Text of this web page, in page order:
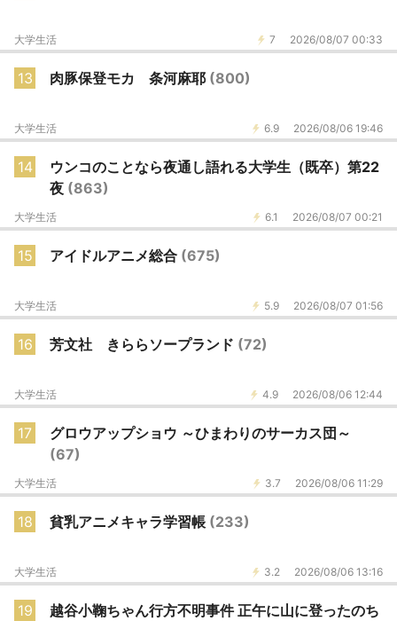
7 2026/08/07 00:33
大学生活
13 肉豚保登モカ 条河麻耶 (800)
6.9 2026/08/06 19:46
大学生活
14
ウンコのことなら夜通し語れる大学生（既卒）第22
夜 (863)
6.1 2026/08/07 00:21
大学生活
15 アイドルアニメ総合 (675)
5.9 2026/08/07 01:56
大学生活
16 芳文社 きららソープランド (72)
4.9 2026/08/06 12:44
大学生活
17
グロウアップショウ ～ひまわりのサーカス団～
(67)
3.7 2026/08/06 11:29
大学生活
18 貧乳アニメキャラ学習帳 (233)
3.2 2026/08/06 13:16
大学生活
19
越谷小鞠ちゃん行方不明事件 正午に山に登ったのち